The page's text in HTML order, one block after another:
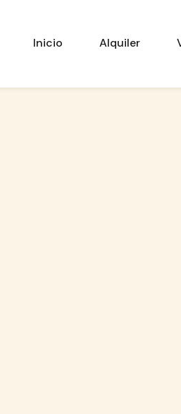
Inicio Alquiler